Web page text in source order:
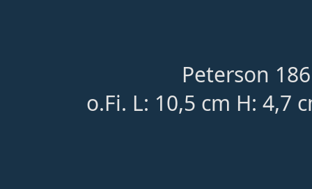
Peterson
o.Fi. L: 10,5 cm H: 4,7